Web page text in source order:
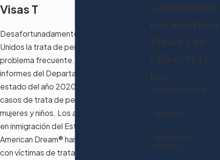
Visas T
Desafortunadamente, en los Estados
Unidos la trata de personas es un
problema frecuente. En Florida, los
informes del Departamento de Salud del
estado del año 2020 indican que 738
casos de trata de personas involucraron a
mujeres y niños. Los abogados expertos
en inmigración del Estudio Jurídico
American Dream® han estado trabajando
con víctimas de trata de personas que
Comuníquese
con American
Dream Law
Office, PLLC
hoy
*Primer nombre
*Apellido
*Número de
teléfono